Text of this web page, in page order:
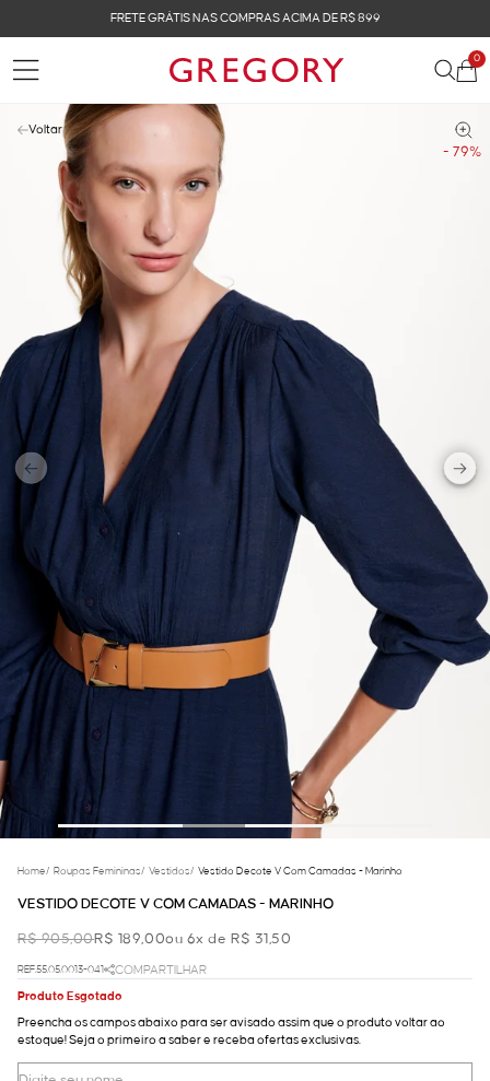
FRETE GRÁTIS NAS COMPRAS ACIMA DE R$ 899
0
- 79%
Voltar
Home/ Roupas Femininas/ Vestidos/ Vestido Decote V Com Camadas - Marinho
VESTIDO DECOTE V COM CAMADAS - MARINHO
R$ 905,00R$ 189,00ou 6x de R$ 31,50
REF.55.05.0013-041
COMPARTILHAR
Produto Esgotado
Preencha os campos abaixo para ser avisado assim que o produto voltar ao
estoque! Seja o primeiro a saber e receba ofertas exclusivas.